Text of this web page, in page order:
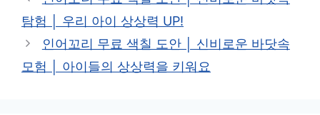
고
리
탐험 │ 우리 아이 상상력 UP!
인어꼬리 무료 색칠 도안 │ 신비로운 바닷속
모험 │ 아이들의 상상력을 키워요